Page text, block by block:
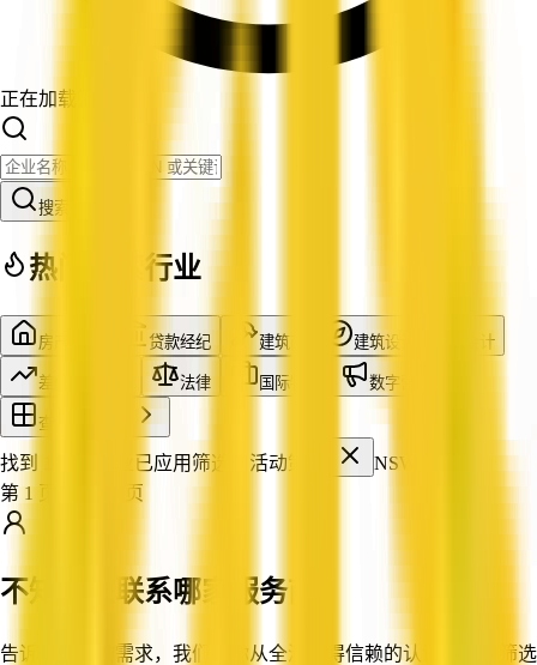
正在加载筛选条件
搜索
热门搜索行业
房产中介 贷款经纪 建筑商 建筑设计 会计
差价合约交易 法律 国际物流 数字营销
查看全部行业
找到 113 家企业 已应用筛选： 活动策划
NSW
第 1 页，共 10 页
不知道该联系哪家服务商？
告诉我们你的需求，我们帮你从全澳值得信赖的认证企业中筛选